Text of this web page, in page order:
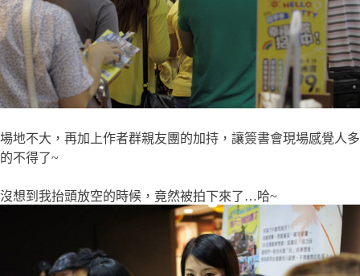
場地不大，再加上作者群親友團的加持，讓簽書會現場感覺人多
的不得了~
沒想到我抬頭放空的時候，竟然被拍下來了…哈~